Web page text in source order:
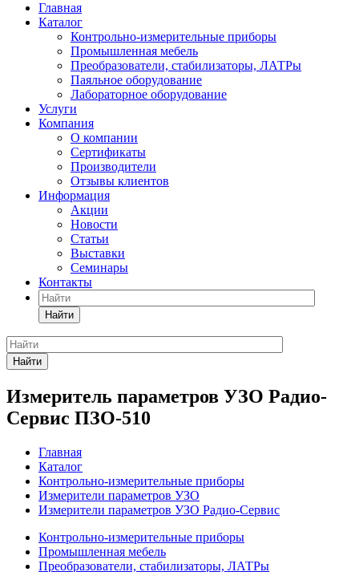
Главная
Каталог
Контрольно-измерительные приборы
Промышленная мебель
Преобразователи, стабилизаторы, ЛАТРы
Паяльное оборудование
Лабораторное оборудование
Услуги
Компания
О компании
Сертификаты
Производители
Отзывы клиентов
Информация
Акции
Новости
Статьи
Выставки
Семинары
Контакты
Найти
Найти
Измеритель параметров УЗО Радио-
Сервис ПЗО-510
Главная
Каталог
Контрольно-измерительные приборы
Измерители параметров УЗО
Измерители параметров УЗО Радио-Сервис
Контрольно-измерительные приборы
Промышленная мебель
Преобразователи, стабилизаторы, ЛАТРы